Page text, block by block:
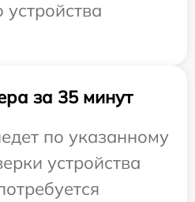
за 35 минут
по указанному
устройства